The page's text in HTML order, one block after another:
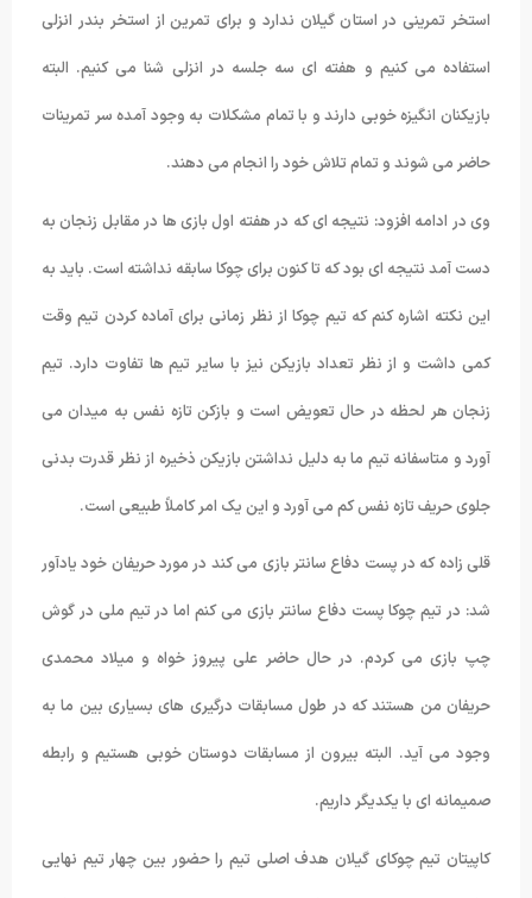
استخر تمرینی در استان گیلان ندارد و برای تمرین از استخر بندر انزلی
استفاده می کنیم و هفته ای سه جلسه در انزلی شنا می کنیم. البته
بازیکنان انگیزه خوبی دارند و با تمام مشکلات به وجود آمده سر تمرینات
حاضر می شوند و تمام تلاش خود را انجام می دهند.
وی در ادامه افزود: نتیجه ای که در هفته اول بازی ها در مقابل زنجان به
دست آمد نتیجه ای بود که تا کنون برای چوکا سابقه نداشته است. باید به
این نکته اشاره کنم که تیم چوکا از نظر زمانی برای آماده کردن تیم وقت
کمی داشت و از نظر تعداد بازیکن نیز با سایر تیم ها تفاوت دارد. تیم
زنجان هر لحظه در حال تعویض است و بازکن تازه نفس به میدان می
آورد و متاسفانه تیم ما به دلیل نداشتن بازیکن ذخیره از نظر قدرت بدنی
جلوی حریف تازه نفس کم می آورد و این یک امر کاملاً طبیعی است.
قلی زاده که در پست دفاع سانتر بازی می کند در مورد حریفان خود یادآور
شد: در تیم چوکا پست دفاع سانتر بازی می کنم اما در تیم ملی در گوش
چپ بازی می کردم. در حال حاضر علی پیروز خواه و میلاد محمدی
حریفان من هستند که در طول مسابقات درگیری های بسیاری بین ما به
وجود می آید. البته بیرون از مسابقات دوستان خوبی هستیم و رابطه
صمیمانه ای با یکدیگر داریم.
کاپیتان تیم چوکای گیلان هدف اصلی تیم را حضور بین چهار تیم نهایی